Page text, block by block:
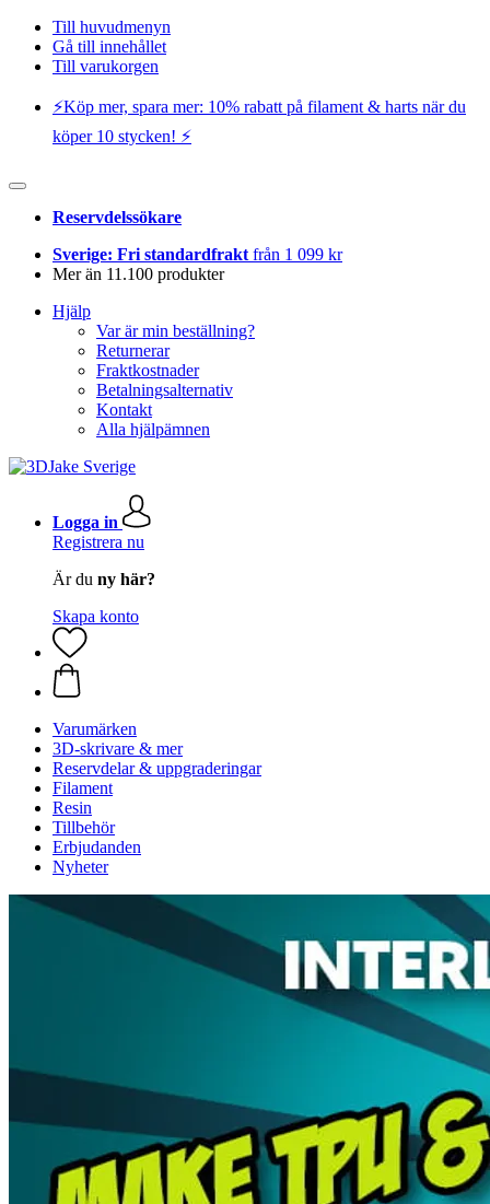
Till huvudmenyn
Gå till innehållet
Till varukorgen
⚡️Köp mer, spara mer: 10% rabatt på filament & harts när du
köper 10 stycken! ⚡️
Reservdelssökare
Sverige: Fri standardfrakt från 1 099 kr
Mer än 11.100 produkter
Hjälp
Var är min beställning?
Returnerar
Fraktkostnader
Betalningsalternativ
Kontakt
Alla hjälpämnen
Logga in
Registrera nu
Är du ny här?
Skapa konto
Varumärken
3D-skrivare & mer
Reservdelar & uppgraderingar
Filament
Resin
Tillbehör
Erbjudanden
Nyheter